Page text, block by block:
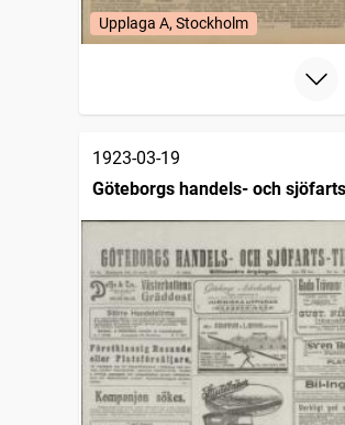
Upplaga A, Stockholm
1923-03-19
Göteborgs handels- och